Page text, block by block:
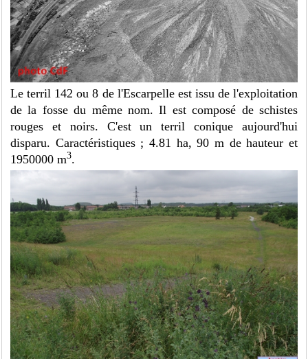
Le terril 142 ou 8 de l'Escarpelle est issu de l'exploitation
de la fosse du même nom. Il est composé de schistes
rouges et noirs. C'est un terril conique aujourd'hui
disparu. Caractéristiques ; 4.81 ha, 90 m de hauteur et
1950000 m3.